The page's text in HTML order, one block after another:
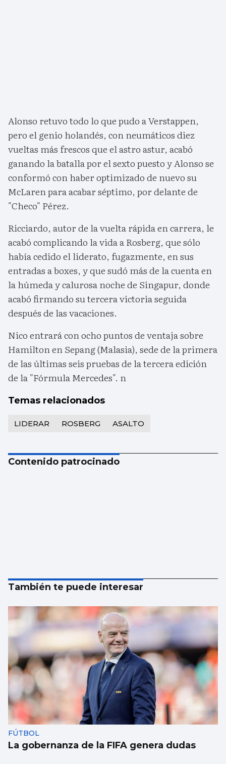
Alonso retuvo todo lo que pudo a Verstappen,
pero el genio holandés, con neumáticos diez
vueltas más frescos que el astro astur, acabó
ganando la batalla por el sexto puesto y Alonso se
conformó con haber optimizado de nuevo su
McLaren para acabar séptimo, por delante de
"Checo" Pérez.
Ricciardo, autor de la vuelta rápida en carrera, le
acabó complicando la vida a Rosberg, que sólo
había cedido el liderato, fugazmente, en sus
entradas a boxes, y que sudó más de la cuenta en
la húmeda y calurosa noche de Singapur, donde
acabó firmando su tercera victoria seguida
después de las vacaciones.
Nico entrará con ocho puntos de ventaja sobre
Hamilton en Sepang (Malasia), sede de la primera
de las últimas seis pruebas de la tercera edición
de la "Fórmula Mercedes". n
Temas relacionados
LIDERAR ROSBERG ASALTO
Contenido patrocinado
También te puede interesar
FÚTBOL
La gobernanza de la FIFA genera dudas